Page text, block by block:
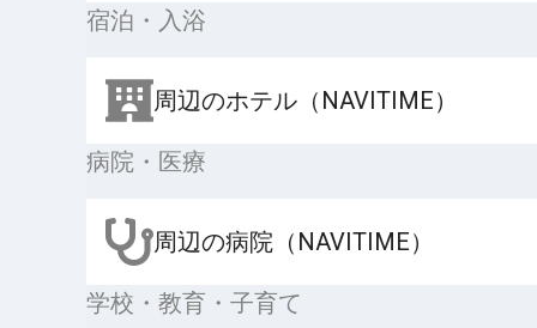
宿泊・入浴
周辺のホテル（NAVITIME）
病院・医療
周辺の病院（NAVITIME）
学校・教育・子育て